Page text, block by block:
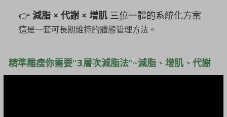
👉減脂 × 代謝 × 增肌 三位一體的系統化方案
這是一套可長期維持的體態管理方法。
精準雕瘦你需要"𝟯層次減脂法"~減脂、增肌、代謝